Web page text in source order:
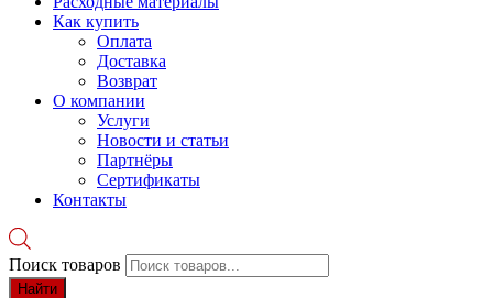
Как купить
Оплата
Доставка
Возврат
О компании
Услуги
Новости и статьи
Партнёры
Сертификаты
Контакты
Поиск товаров
Найти